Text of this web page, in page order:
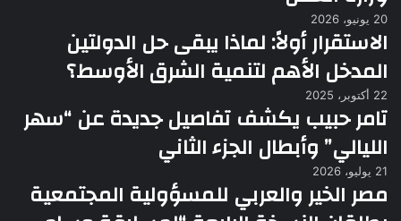
20 يونيو، 2026
الاستقرار أولاً: لماذا يبقى حل الدولتين
المدخل الأهم لتنمية الشرق الأوسط؟
22 أكتوبر، 2025
تامر حبيب يكشف تفاصيل جديدة عن “سهر
الليالي” وأبطال الجزء الثاني
21 يوليو، 2026
مصر الخير والعربي للمسؤولية المجتمعية